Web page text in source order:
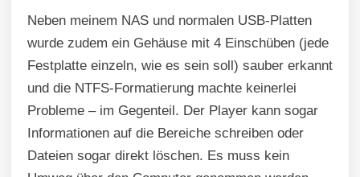
Neben meinem NAS und normalen USB-Platten
wurde zudem ein Gehäuse mit 4 Einschüben (jede
Festplatte einzeln, wie es sein soll) sauber erkannt
und die NTFS-Formatierung machte keinerlei
Probleme – im Gegenteil. Der Player kann sogar
Informationen auf die Bereiche schreiben oder
Dateien sogar direkt löschen. Es muss kein